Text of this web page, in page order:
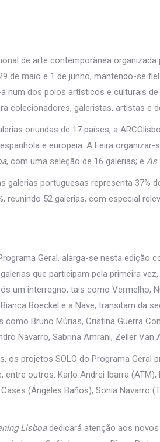
de arte contemporânea
de maio e 1 de junho, mantendo-se
num dos polos artísticos e culturais
colecionadores, galeristas, artistas e
oriundas de 17 países, a
e europeia. A Feira
, com uma seleção de 16 galerias; e As
galerias portuguesas representa
reunindo 52 galerias, com especial
Geral, alarga-se nesta edição
que participam pela primeira
um interregno, tais como Vermelho,
Boeckel e a Nave, transitam da
como Bruno Múrias, Cristina Guerra
Navarro, Sabrina Amrani, Zeller
os projetos SOLO do Programa
outros: Karlo Andrei Ibarra
(Ángeles Baños), Sonia Navarro
Lisboadedicará atenção aos